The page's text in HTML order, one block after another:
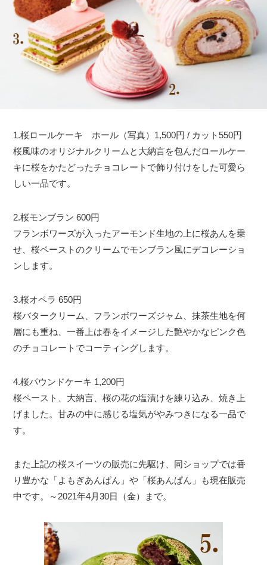
1.桜ロールケーキ ホール（写真）1,500円 / カット550円
桜風味のオリジナルクリームと大納言を包んだロールケー
キに桜をかたどったチョコレートで飾り付けをした可愛ら
しい一品です。
2.桜モンブラン 600円
フランボワーズが入ったアーモンド生地の上に桜あんを乗
せ、桜ペーストのクリームでモンブラン風にデコレーショ
ンします。
3.桜オペラ 650円
桜バタークリーム、フランボワーズジャム、抹茶生地を何
層にも重ね、一番上は春をイメージした艶やかなピンク色
のチョコレートでコーティングします。
4.桜パウンドケーキ 1,200円
桜ペースト、大納言、桜の花の塩漬けを練り込み、焼き上
げました。甘みの中に感じる塩気がやみつきになる一品で
す。
また上記の桜スイーツの販売に先駆け、同ショップでは香
り豊かな「よもぎあんぱん」や「桜あんぱん」も現在販売
中です。～2021年4月30日（金）まで。